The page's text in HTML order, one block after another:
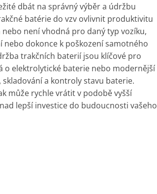
dbát na správný výběr a údržbu
batérie do vzv ovlivnit produktivitu
není vhodná pro daný typ vozíku,
dokonce k poškození samotného
trakčních baterií jsou klíčové pro
o elektrolytické baterie nebo modernější
a kontroly stavu baterie.
může rychle vrátit v podobě vyšší
lepší investice do budoucnosti vašeho